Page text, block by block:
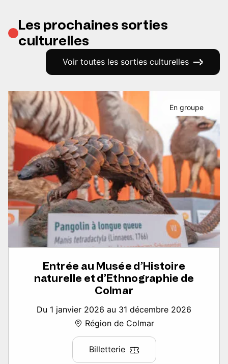
Les prochaines sorties
culturelles
Voir toutes les sorties culturelles
Entrée au Musée d’Histoire
naturelle et d’Ethnographie de
Colmar
Du 1 janvier 2026 au 31 décembre 2026
Région de Colmar
Billetterie
En groupe